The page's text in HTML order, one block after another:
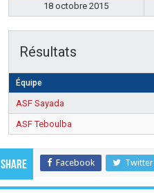
18 octobre 2015
Résultats
Équipe
ASF Sayada
ASF Teboulba
Share Facebook Twitter